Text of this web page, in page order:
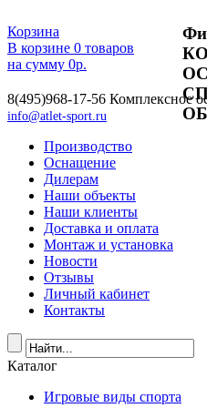
Корзина
В корзине 0 товаров
на сумму 0р.
8(495)968-17-56 Комплексное
info@atlet-sport.ru
Производство
Оснащение
Дилерам
Наши объекты
Наши клиенты
Доставка и оплата
Монтаж и установка
Новости
Отзывы
Личный кабинет
Контакты
Каталог
Игровые виды спорта